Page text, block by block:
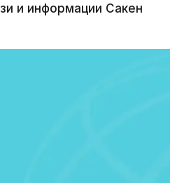
и информации Сакен